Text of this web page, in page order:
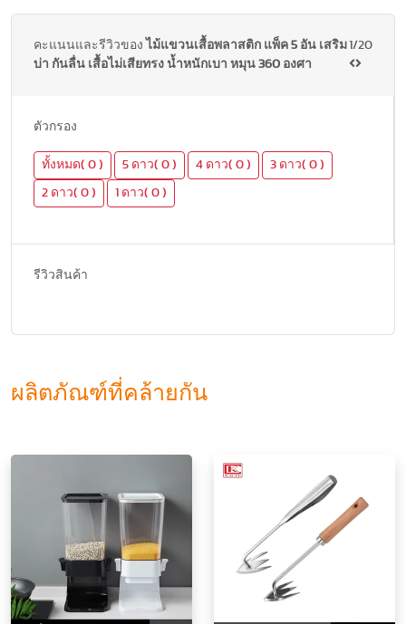
คะแนนและรีวิวของ ไม้แขวนเสื้อพลาสติก แพ็ค 5 อัน เสริม
บ่า กันลื่น เสื้อไม่เสียทรง น้ำหนักเบา หมุน 360 องศา
1/20
ตัวกรอง
ทั้งหมด( 0 ) 5 ดาว( 0 ) 4 ดาว( 0 ) 3 ดาว( 0 )
2 ดาว( 0 ) 1 ดาว( 0 )
รีวิวสินค้า
ผลิตภัณฑ์ที่คล้ายกัน